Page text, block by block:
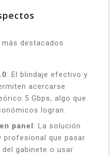
destacados
: El blindaje efectivo y
acercarse
5 Gbps, algo que
logran.
panel: La solución
profesional que pasar
gabinete o usar